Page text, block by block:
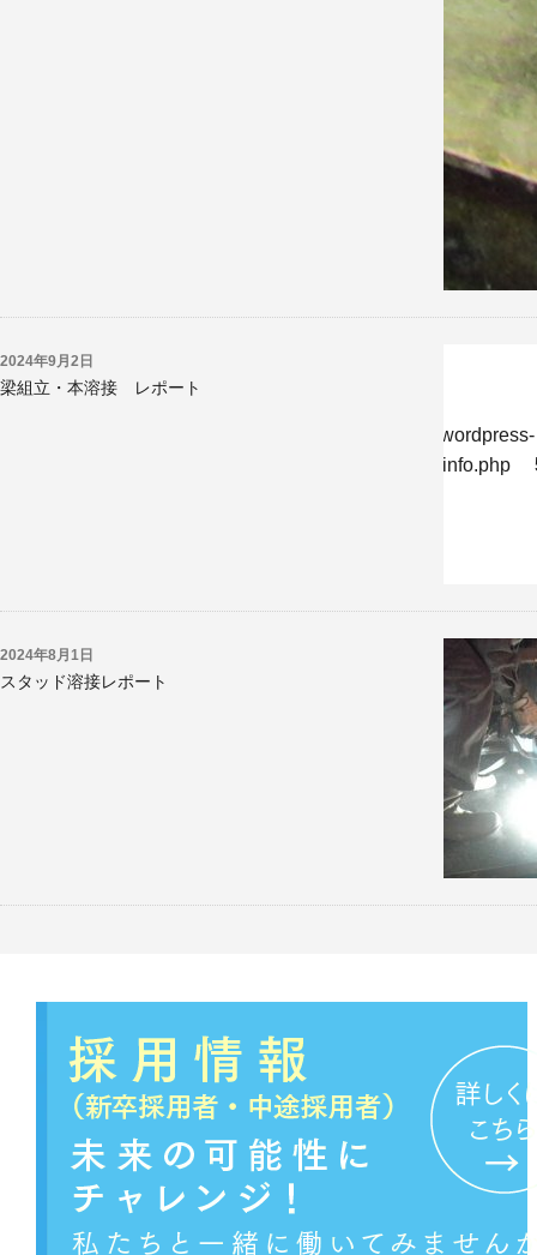
2024年9月2日
梁組立・本溶接 レポート
jp/r/e/gmoserver/8/6/sd0819286/kyoritsukogyo.jp/wordpress-
wp-content/themes/krk/single-reportinfo.php
2024年8月1日
スタッド溶接レポート